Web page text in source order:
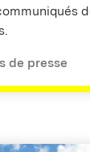
de presse